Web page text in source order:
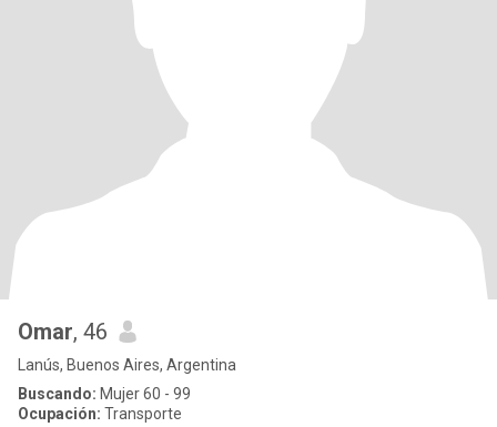
Omar, 46
Lanús, Buenos Aires, Argentina
Buscando: Mujer 60 - 99
Ocupación: Transporte